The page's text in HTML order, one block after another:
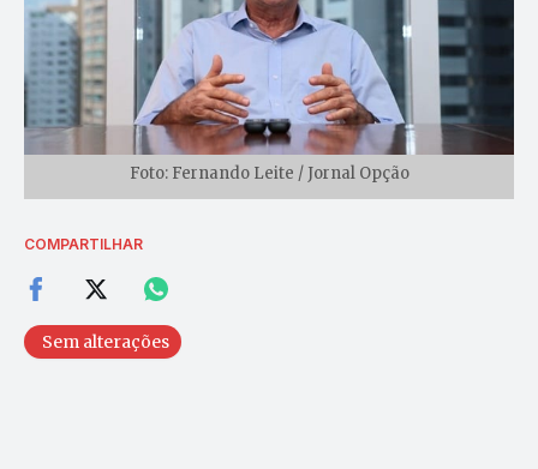
Foto: Fernando Leite / Jornal Opção
COMPARTILHAR
Sem alterações